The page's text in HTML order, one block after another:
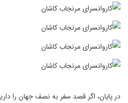
در پایان، اگر قصد سفر به نصف جهان را